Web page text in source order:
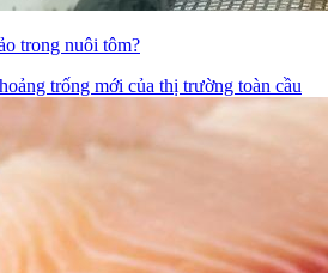
trong nuôi tôm?
trống mới của thị trường toàn cầu